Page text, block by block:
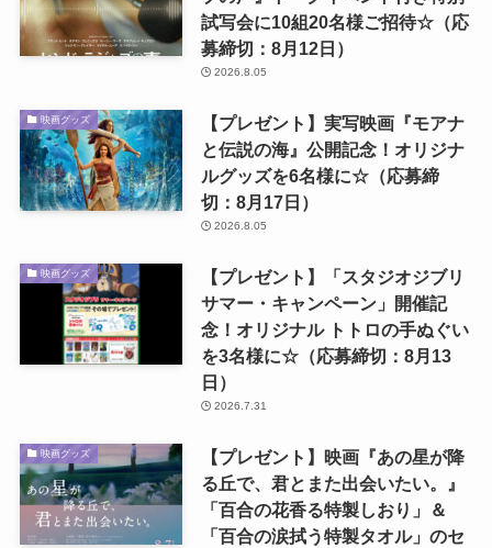
試写会に10組20名様ご招待☆（応
募締切：8月12日）
2026.8.05
映画グッズ
【プレゼント】実写映画『モアナ
と伝説の海』公開記念！オリジナ
ルグッズを6名様に☆（応募締
切：8月17日）
2026.8.05
映画グッズ
【プレゼント】「スタジオジブリ
サマー・キャンペーン」開催記
念！オリジナル トトロの手ぬぐい
を3名様に☆（応募締切：8月13
日）
2026.7.31
映画グッズ
【プレゼント】映画『あの星が降
る丘で、君とまた出会いたい。』
「百合の花香る特製しおり」＆
「百合の涙拭う特製タオル」のセ